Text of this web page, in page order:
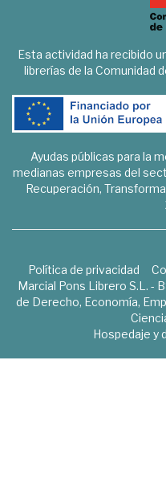
Esta actividad ha recibido
librerías de la Comunidad
Ayudas públicas para la
medianas empresas del
Recuperación,
Política de privacidad
Marcial Pons Librero S.L. -
de Derecho, Economía,
Hospedaje y